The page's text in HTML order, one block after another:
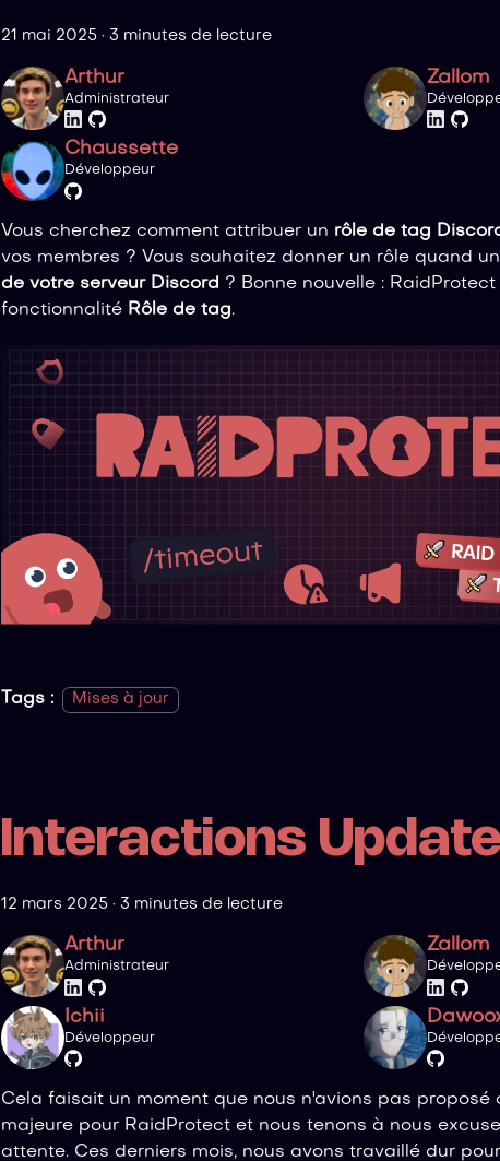
21 mai 2025 · 3 minutes de lecture
Arthur
Administrateur
Zallom
Chaussette
Développeur
Vous cherchez comment attribuer un rôle de tag
vos membres ? Vous souhaitez donner un rôle quand
de votre serveur Discord ? Bonne nouvelle : RaidProtect
fonctionnalité Rôle de tag.
Tags : Mises à jour
Interactions
12 mars 2025 · 3 minutes de lecture
Arthur
Administrateur
Zallom
Ichii
Développeur
Cela faisait un moment que nous n'avions pas proposé
majeure pour RaidProtect et nous tenons à nous
attente. Ces derniers mois, nous avons travaillé dur